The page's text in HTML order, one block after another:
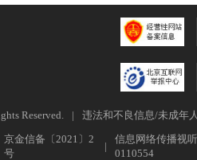
Reserved. | 违法和不良信息/未成年
京金信备〔2021〕2
号
|
信息网络传播视
0110554